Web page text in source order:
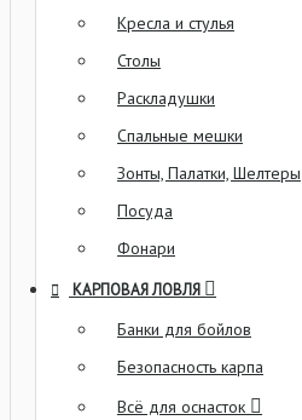
Кресла и стулья
Столы
Раскладушки
Спальные мешки
Зонты, Палатки, Шелтеры
Посуда
Фонари
КАРПОВАЯ ЛОВЛЯ
Банки для бойлов
Безопасность карпа
Всё для оснасток